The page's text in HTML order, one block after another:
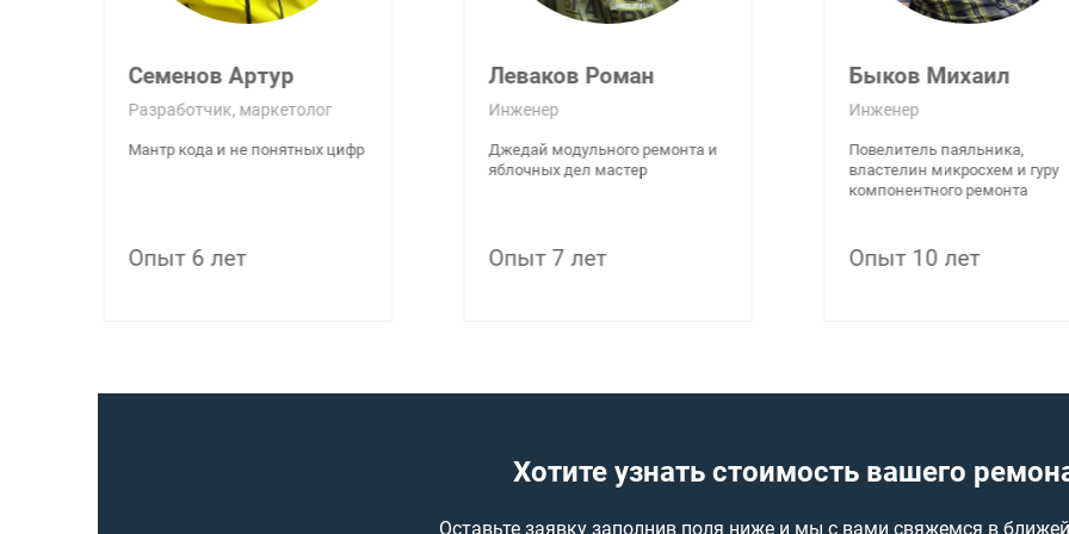
Семенов Артур
Разработчик, маркетолог
Мантр кода и не понятных цифр
Опыт 6 лет
Леваков Роман
Инженер
Джедай модульного ремонта и
яблочных дел мастер
Опыт 7 лет
Быков Михаил
Инженер
Повелитель паяльника,
властелин микросхем и гуру
компонентного ремонта
Опыт 10 лет
Хотите узнать стоимость вашего
Оставьте заявку заполнив поля ниже и мы с вами свяжемся в